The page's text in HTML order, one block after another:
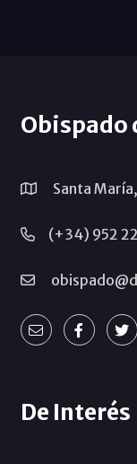
Obispado
Santa
(+34) 952
De Interés